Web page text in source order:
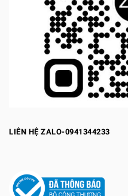
LIÊN HỆ ZALO-0941344233